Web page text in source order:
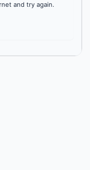
and try again.